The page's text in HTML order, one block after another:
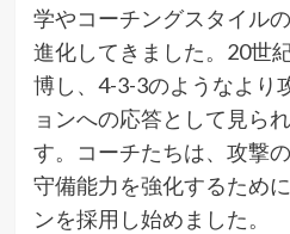
学やコーチングスタイル
進化してきました。20世
博し、4-3-3のようなより
ョンへの応答として見ら
す。コーチたちは、攻撃
守備能力を強化するため
ンを採用し始めました。